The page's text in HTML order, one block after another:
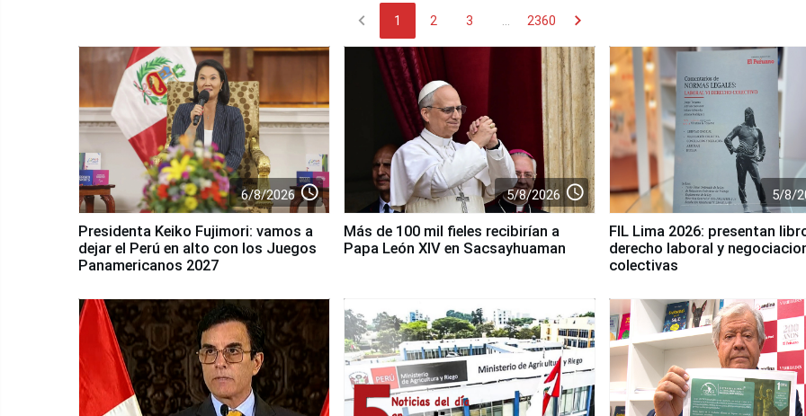
chevron_left 1 2 3 ... 2360 chevron_right
6/8/2026 access_time
Presidenta Keiko Fujimori: vamos a
dejar el Perú en alto con los Juegos
Panamericanos 2027
5/8/2026 access_time
Más de 100 mil fieles recibirían a
Papa León XIV en Sacsayhuaman
5/8/
FIL Lima 2026: presentan
derecho laboral y
colectivas